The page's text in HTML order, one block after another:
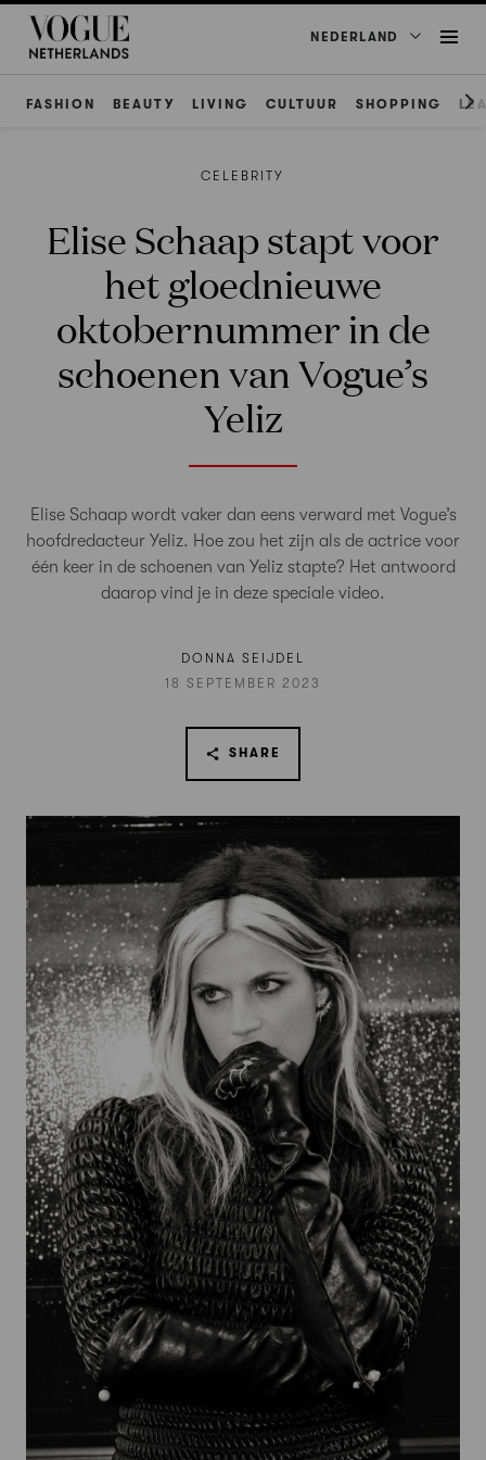
NEDERLAND
FASHION BEAUTY LIVING CULTUUR SHOPPING
CELEBRITY
Elise Schaap stapt voor
het gloednieuwe
oktobernummer in de
schoenen van Vogue’s
Yeliz
Elise Schaap wordt vaker dan eens verward met Vogue’s
hoofdredacteur Yeliz. Hoe zou het zijn als de actrice voor
één keer in de schoenen van Yeliz stapte? Het antwoord
daarop vind je in deze speciale video.
DONNA SEIJDEL
18 SEPTEMBER 2023
SHARE